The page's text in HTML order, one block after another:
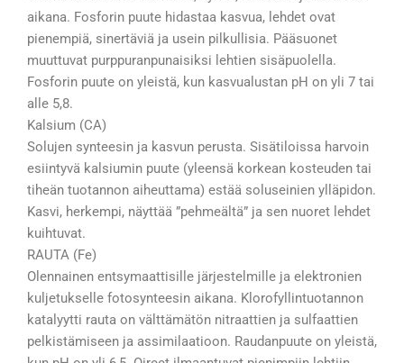
aikana. Fosforin puute hidastaa kasvua, lehdet ovat
pienempiä, sinertäviä ja usein pilkullisia. Pääsuonet
muuttuvat purppuranpunaisiksi lehtien sisäpuolella.
Fosforin puute on yleistä, kun kasvualustan pH on yli 7 tai
alle 5,8.
Kalsium (CA)
Solujen synteesin ja kasvun perusta. Sisätiloissa harvoin
esiintyvä kalsiumin puute (yleensä korkean kosteuden tai
tiheän tuotannon aiheuttama) estää soluseinien ylläpidon.
Kasvi, herkempi, näyttää ”pehmeältä” ja sen nuoret lehdet
kuihtuvat.
RAUTA (Fe)
Olennainen entsymaattisille järjestelmille ja elektronien
kuljetukselle fotosynteesin aikana. Klorofyllintuotannon
katalyytti rauta on välttämätön nitraattien ja sulfaattien
pelkistämiseen ja assimilaatioon. Raudanpuute on yleistä,